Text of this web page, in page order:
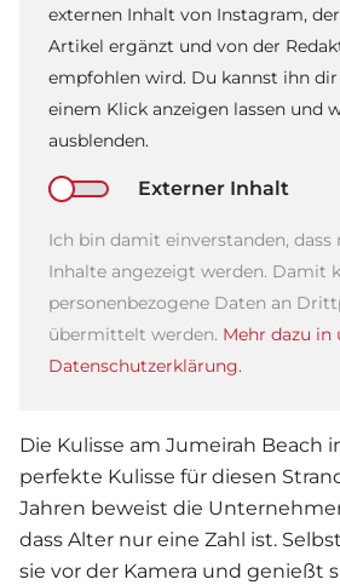
externen Inhalt von Instagram,
Artikel ergänzt und von der
empfohlen wird. Du kannst ihn
einem Klick anzeigen lassen und
ausblenden.
Externer Inhalt
Ich bin damit einverstanden, dass
Inhalte angezeigt werden. Damit
personenbezogene Daten an
übermittelt werden. Mehr dazu in
Datenschutzerklärung.
Die Kulisse am Jumeirah Beach
perfekte Kulisse für diesen
Jahren beweist die
dass Alter nur eine Zahl ist.
sie vor der Kamera und genießt